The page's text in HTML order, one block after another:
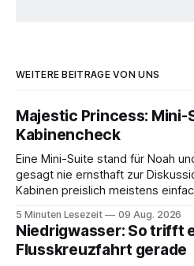
WEITERE BEITRÄGE VON UNS
Majestic Princess: Mini-
Kabinencheck
Eine Mini-Suite stand für Noah
gesagt nie ernsthaft zur
Kabinen preislich meistens
und investieren das gesparte
Essen oder in den
5 Minuten Lesezeit 09 Aug. 2026
Niedrigwasser: So trifft
Flusskreuzfahrt gerade